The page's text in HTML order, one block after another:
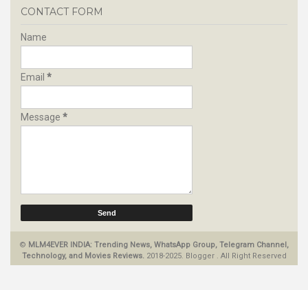
CONTACT FORM
Name
Email *
Message *
© MLM4EVER INDIA: Trending News, WhatsApp Group, Telegram Channel,
Technology, and Movies Reviews. 2018-2025. Blogger . All Right Reserved